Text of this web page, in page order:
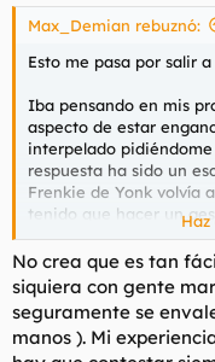
Max_Demian rebuznó:
Esto me pasa por salir
Iba pensando en mis
aspecto de estar
interpelado pidiéndome
respuesta ha sido un
Frenkie de Yonk volvía
tenido que hacer un
que no te voy a dar
hijo de puta. En un
como el que oye llover,
cuerpo y me he
reaccionado de
ese instinto, soy un
No crea que es tan
siquiera con gente
seguramente se
manos ). Mi